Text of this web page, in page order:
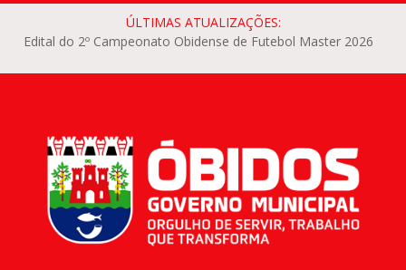
ÚLTIMAS ATUALIZAÇÕES:
Edital do 2º Campeonato Obidense de Futebol Master 2026